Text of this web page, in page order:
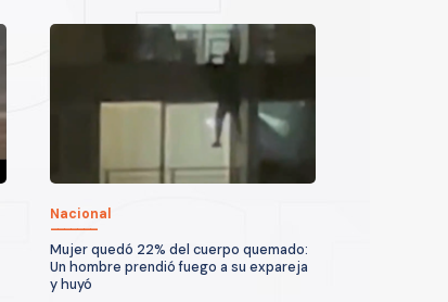
Nacional
Mujer quedó 22% del cuerpo quemado:
Un hombre prendió fuego a su expareja
y huyó